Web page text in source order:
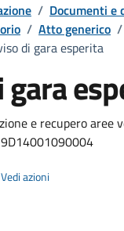
/ Documenti e
/ Atto generico /
di gara esperita
e recupero aree
Vedi azioni